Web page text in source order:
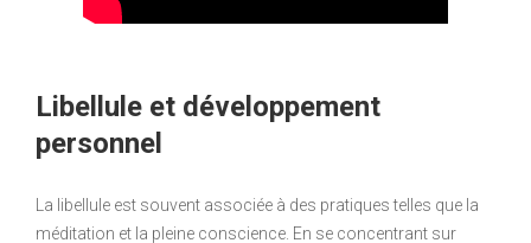
Libellule et développement
personnel
La libellule est souvent associée à des pratiques telles que la
méditation et la pleine conscience. En se concentrant sur